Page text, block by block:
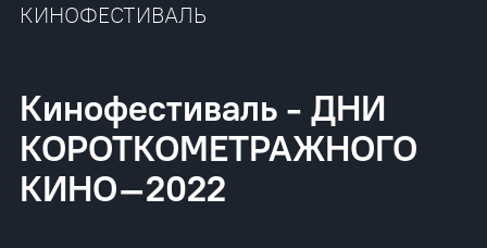
КИНОФЕСТИВАЛЬ
Кинофестиваль - ДНИ
КОРОТКОМЕТРАЖНОГО
КИНО–2022